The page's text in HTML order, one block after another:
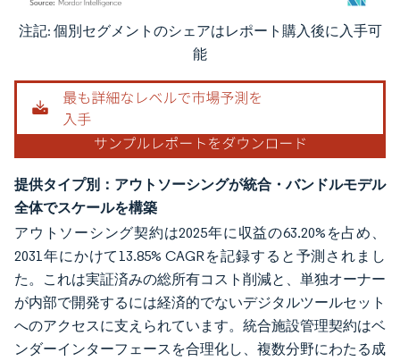
画像 © Mordor Intelligence。再利用にはCC BY 4.0の表示が必要です。
注記: 個別セグメントのシェアはレポート購入後に入手可
能
提供タイプ別：アウトソーシングが統合・バンドルモデル
全体でスケールを構築
アウトソーシング契約は2025年に収益の63.20%を占め、
2031年にかけて13.85% CAGRを記録すると予測されまし
た。これは実証済みの総所有コスト削減と、単独オーナー
が内部で開発するには経済的でないデジタルツールセット
へのアクセスに支えられています。統合施設管理契約はベ
ンダーインターフェースを合理化し、複数分野にわたる成